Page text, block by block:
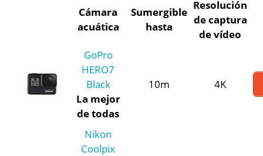
Cámara
acuática
Sumergible
hasta
Resolución
de captura
de vídeo
GoPro
HERO7
Black
La mejor
de todas
10m 4K
Nikon
Coolpix